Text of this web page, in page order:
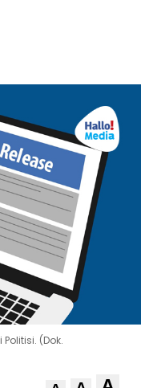
(Dok.